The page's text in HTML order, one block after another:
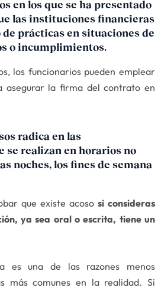
en los que se ha presentado
las instituciones financieras
prácticas en situaciones de
o incumplimientos.
los funcionarios pueden emplear
asegurar la firma del contrato en
radica en las
se realizan en horarios no
noches, los fines de semana
que existe acoso si consideras
ya sea oral o escrita, tiene un
es una de las razones menos
más comunes en la realidad. Si